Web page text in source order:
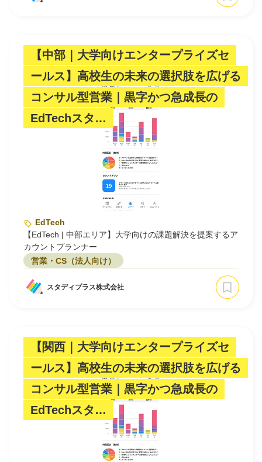
【中部｜大学向けエンタープライズセ
ールス】高校生の未来の選択肢を広げる
コンサル型営業｜黒字かつ急成長の
EdTechスタ…
EdTech
【EdTech | 中部エリア】大学向けの課題解決を提案するア
カウントプランナー
営業・CS（法人向け）
スタディプラス株式会社
【関西｜大学向けエンタープライズセ
ールス】高校生の未来の選択肢を広げる
コンサル型営業｜黒字かつ急成長の
EdTechスタ…